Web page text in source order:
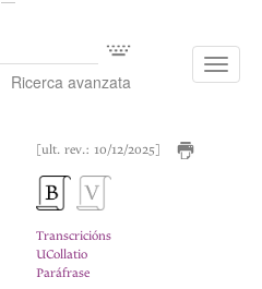
Ricerca avanzata
[ult. rev.: 10/12/2025]
Transcricións
UCollatio
Paráfrase